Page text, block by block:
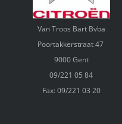
Van Troos Bart Bvba
Poortakkerstraat 47
9000 Gent
09/221 05 84
Fax: 09/221 03 20